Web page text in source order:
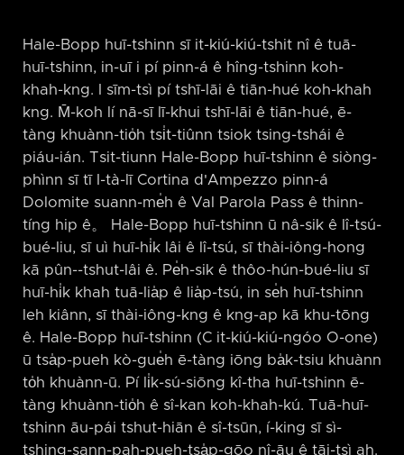
Hale-Bopp huī-tshinn sī it-kiú-kiú-tshit nî ê tuā-
huī-tshinn, in-uī i pí pinn-á ê hîng-tshinn koh-
khah-kng. I sīm-tsì pí tshī-lāi ê tiān-hué koh-khah
kng. M̄-koh lí nā-sī lī-khui tshī-lāi ê tiān-hué, ē-
tàng khuànn-tio̍h tsi̍t-tiûnn tsiok tsing-tshái ê
piáu-ián. Tsit-tiunn Hale-Bopp huī-tshinn ê siòng-
phìnn sī tī I-tà-lī Cortina d'Ampezzo pinn-á
Dolomite suann-me̍h ê Val Parola Pass ê thinn-
tíng hip ê。 Hale-Bopp huī-tshinn ū nâ-sik ê lî-tsú-
bué-liu, sī uì huī-hi̍k lâi ê lî-tsú, sī thài-iông-hong
kā pûn-⁠-tshut-lâi ê. Pe̍h-sik ê thôo-hún-bué-liu sī
huī-hi̍k khah tuā-lia̍p ê lia̍p-tsú, in se̍h huī-tshinn
leh kiânn, sī thài-iông-kng ê kng-ap kā khu-tōng
ê. Hale-Bopp huī-tshinn (C it-kiú-kiú-ngóo O-one)
ū tsa̍p-pueh kò-gue̍h ē-tàng iōng ba̍k-tsiu khuànn
to̍h khuànn-ū. Pí li̍k-sú-siōng kî-tha huī-tshinn ē-
tàng khuànn-tio̍h ê sî-kan koh-khah-kú. Tuā-huī-
tshinn āu-pái tshut-hiān ê sî-tsūn, í-king sī sì-
tshing-sann-pah-pueh-tsa̍p-gōo nî-āu ê tāi-tsì ah.